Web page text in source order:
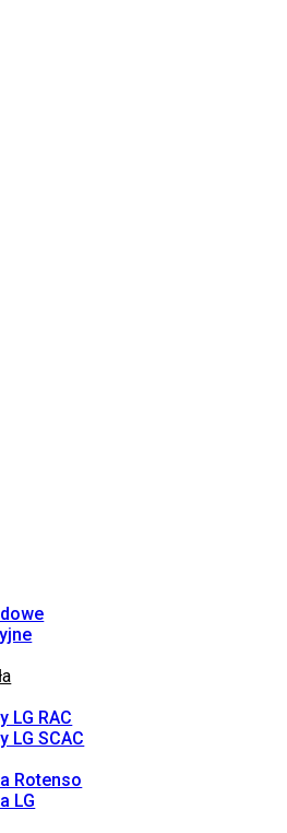
LG RAC
LG SCAC
Rotenso
LG